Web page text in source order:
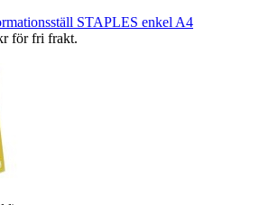
STAPLES enkel A4
för fri frakt.